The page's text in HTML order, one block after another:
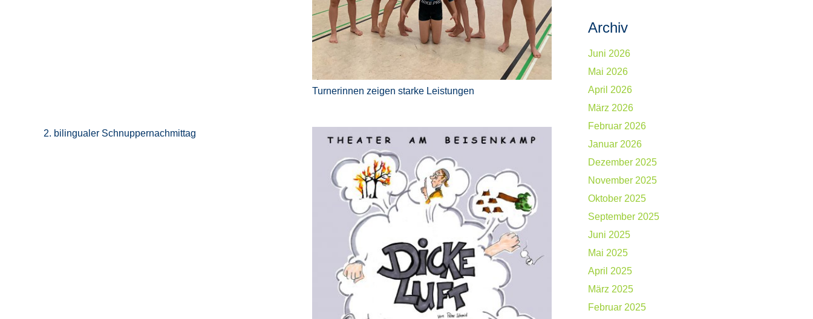
Turnerinnen zeigen starke Leistungen
2. bilingualer Schnuppernachmittag
Archiv
Juni 2026
Mai 2026
April 2026
März 2026
Februar 2026
Januar 2026
Dezember 2025
November 2025
Oktober 2025
September 2025
Juni 2025
Mai 2025
April 2025
März 2025
Februar 2025